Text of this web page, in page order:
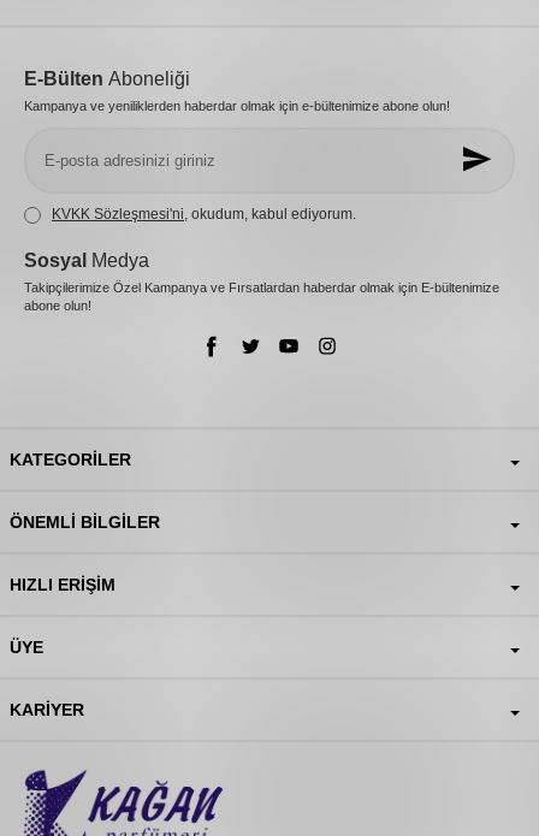
E-Bülten Aboneliği
Kampanya ve yeniliklerden haberdar olmak için e-bültenimize abone olun!
KVKK Sözleşmesi'ni , okudum, kabul ediyorum.
Sosyal Medya
Takipçilerimize Özel Kampanya ve Fırsatlardan haberdar olmak için E-bültenimize
abone olun!
KATEGORILER
ÖNEMLI BILGILER
HIZLI ERIŞIM
ÜYE
KARIYER